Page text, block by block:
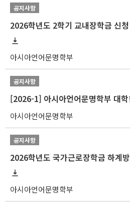
공지사항
2026학년도 2학기 교내장학금 신
아시아언어문명학부
공지사항
[2026-1] 아시아언어문명학부 대
아시아언어문명학부
공지사항
아시아언어문명학부